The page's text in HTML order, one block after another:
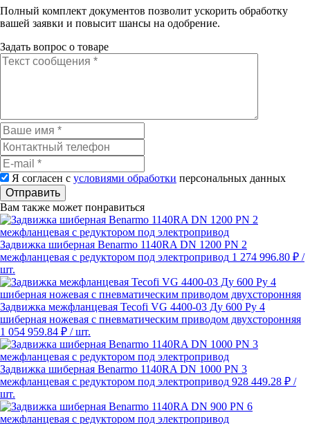
Полный комплект документов позволит ускорить обработку
вашей заявки и повысит шансы на одобрение.
Задать вопрос о товаре
Я согласен с условиями обработки персональных данных
Отправить
Вам также может понравиться
Задвижка шиберная Benarmo 1140RA DN 1200 PN 2
межфланцевая с редуктором под электропривод 1 274 996.80 ₽ /
шт.
Задвижка межфланцевая Tecofi VG 4400-03 Ду 600 Ру 4
шиберная ножевая с пневматическим приводом двухсторонняя
1 054 959.84 ₽ / шт.
Задвижка шиберная Benarmo 1140RA DN 1000 PN 3
межфланцевая с редуктором под электропривод 928 449.28 ₽ /
шт.